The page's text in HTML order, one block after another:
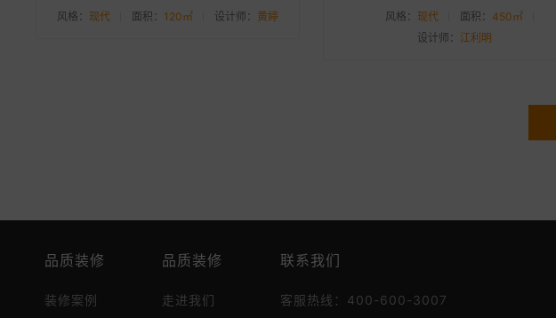
风格： 现代 面积： 120㎡ 设计师： 黄婷 风格： 现代 面积： 450㎡
设计师： 江利明
品质装修
装修案例
品质装修
走进我们
联系我们
客服热线：400-600-3007